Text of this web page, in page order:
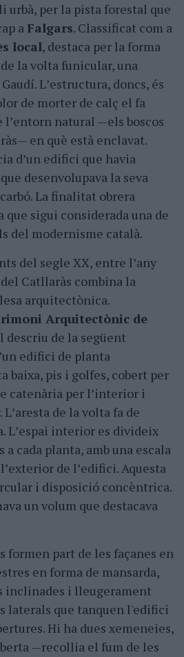
urbà, per la pista forestal que
a Falgars. Classificat com a
local, destaca per la forma
la volta funicular, una
Lʼestructura, doncs, és
de morter de calç el fa
natural —els boscos
en què està enclavat.
dʼun edifici que havia
desenvolupava la seva
La finalitat obrera
sigui considerada una de
del modernisme català.
del segle XX, entre lʼany
Catllaràs combina la
arquitectònica.
Arquitectònic de
descriu de la següent
edifici de planta
baixa, pis i golfes, cobert per
catenària per lʼinterior i
de la volta fa de
Lʼespai interior es divideix
a cada planta, amb una escala
de lʼedifici. Aquesta
i disposició concèntrica.
un volum que destacava
formen part de les façanes en
en forma de mansarda,
inclinades i lleugerament
laterals que tanquen l'edifici
Hi ha dues xemeneies,
—recollia el fum de les